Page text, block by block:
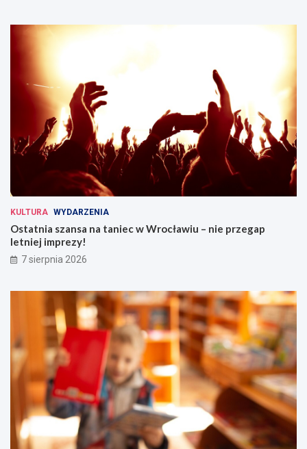
KULTURA WYDARZENIA
Ostatnia szansa na taniec w Wrocławiu – nie przegap
letniej imprezy!
7 sierpnia 2026